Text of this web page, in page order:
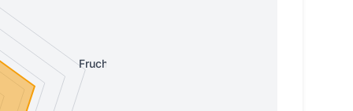
Fruchtig